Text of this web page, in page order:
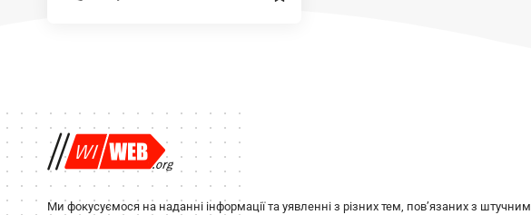
Ми фокусуємося на наданні інформації та уявленні з різних тем, пов’язаних з штучним